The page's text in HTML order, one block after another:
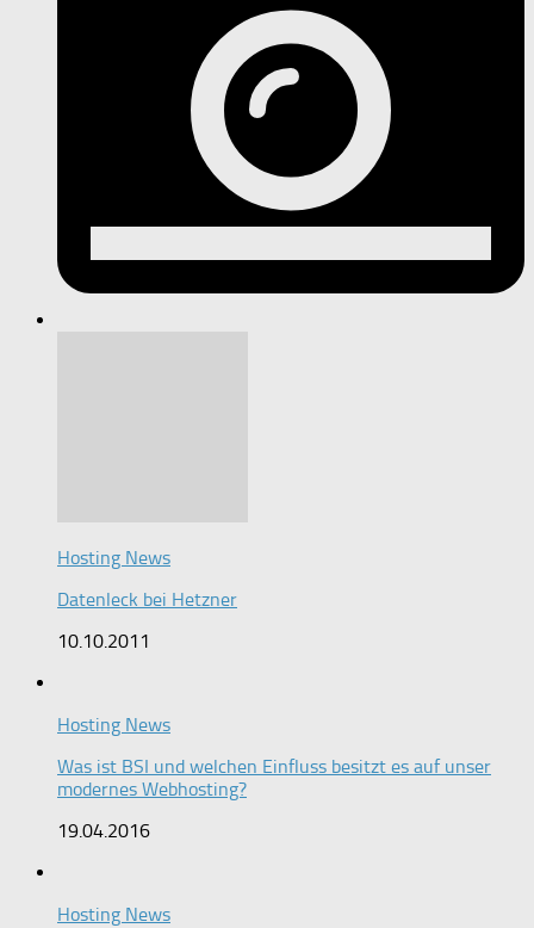
Hosting News
Datenleck bei Hetzner
10.10.2011
Hosting News
Was ist BSI und welchen Einfluss besitzt es auf unser
modernes Webhosting?
19.04.2016
Hosting News